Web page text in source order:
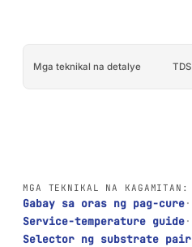
Mga teknikal na detalye TDS
MGA TEKNIKAL NA KAGAMITAN:
Gabay sa oras ng pag-cure·
Service-temperature guide·
Selector ng substrate pair